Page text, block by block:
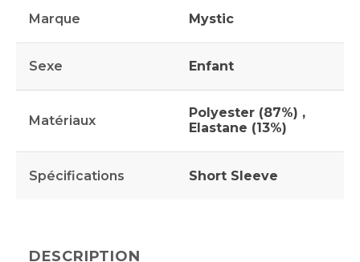
Marque Mystic
Sexe Enfant
Matériaux
Polyester (87%) ,
Elastane (13%)
Spécifications Short Sleeve
DESCRIPTION